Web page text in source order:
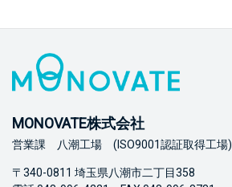
MONOVATE株式会社
営業課 八潮工場 (ISO9001認証取得工場)
〒340-0811 埼玉県八潮市二丁目358